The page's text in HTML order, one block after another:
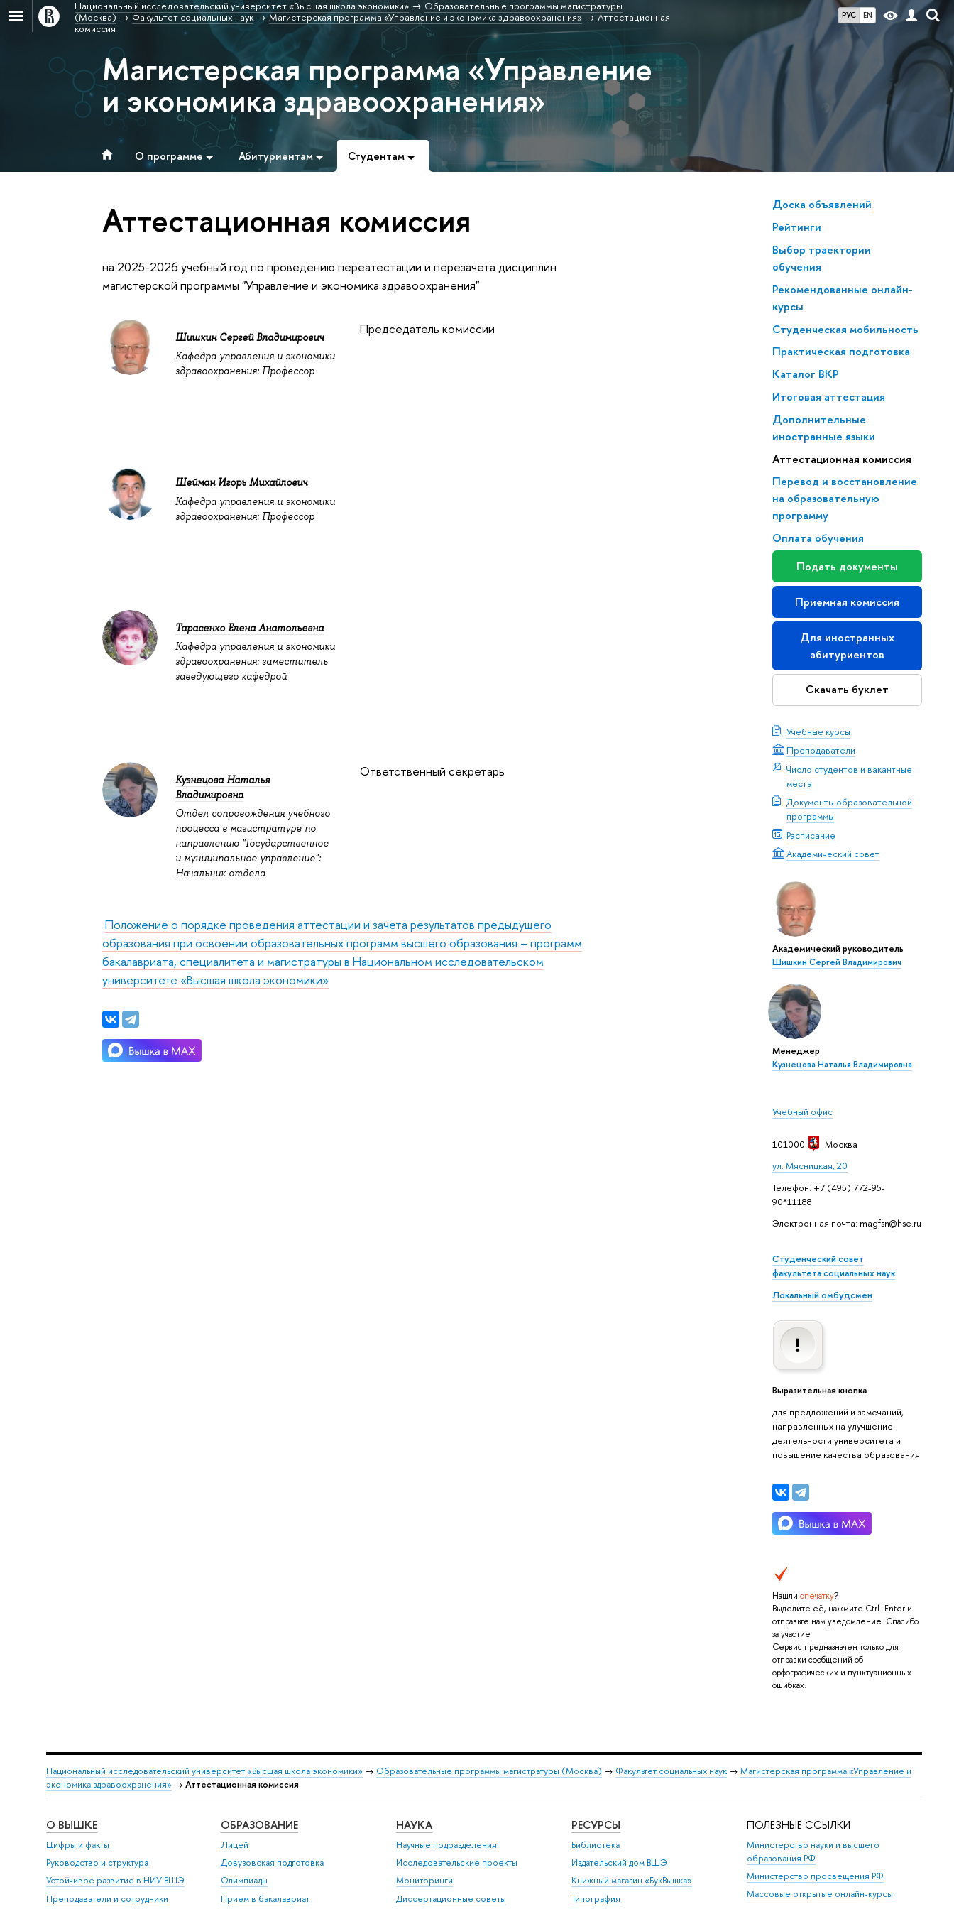
РУС EN
Национальный исследовательский университет «Высшая школа экономики»
Образовательные программы магистратуры
(Москва)
Факультет социальных наук Магистерская программа «Управление и экономика здравоохранения»
Аттестационная
комиссия
Магистерская программа «Управление
и экономика здравоохранения»
О программе Абитуриентам Студентам
Доска объявлений
Рейтинги
Выбор траектории
обучения
Рекомендованные онлайн-
курсы
Студенческая мобильность
Практическая подготовка
Каталог ВКР
Итоговая аттестация
Дополнительные
иностранные языки
Аттестационная комиссия
Перевод и восстановление
на образовательную
программу
Оплата обучения
Подать документы
Приемная комиссия
Для иностранных
абитуриентов
Скачать буклет
Учебные курсы
Преподаватели
Число студентов и вакантные
места
Документы образовательной
программы
Расписание
Академический совет
Академический руководитель
Шишкин Сергей Владимирович
Менеджер
Кузнецова Наталья Владимировна
Учебный офис
101000
Москва
ул. Мясницкая, 20
Телефон: +7 (495) 772-95-
90*11188
Электронная почта: magfsn@hse.ru
Студенческий совет
факультета социальных наук
Локальный омбудсмен
Выразительная кнопка
для предложений и замечаний,
направленных на улучшение
деятельности университета и
повышение качества образования
Нашли опечатку?
Выделите её, нажмите Ctrl+Enter и
отправьте нам уведомление. Спасибо
за участие!
Сервис предназначен только для
отправки сообщений об
орфографических и пунктуационных
ошибках.
Аттестационная комиссия
на 2025-2026 учебный год по проведению переатестации и перезачета дисциплин
магистерской программы "Управление и экономика здравоохранения"
Шишкин Сергей Владимирович
Кафедра управления и экономики
здравоохранения: Профессор
Председатель комиссии
Шейман Игорь Михайлович
Кафедра управления и экономики
здравоохранения: Профессор
Тарасенко Елена Анатольевна
Кафедра управления и экономики
здравоохранения: заместитель
заведующего кафедрой
Кузнецова Наталья
Владимировна
Отдел сопровождения учебного
процесса в магистратуре по
направлению "Государственное
и муниципальное управление":
Начальник отдела
Ответственный секретарь
Положение о порядке проведения аттестации и зачета результатов предыдущего
образования при освоении образовательных программ высшего образования – программ
бакалавриата, специалитета и магистратуры в Национальном исследовательском
университете «Высшая школа экономики»
Национальный исследовательский университет «Высшая школа экономики» → Образовательные программы магистратуры (Москва) → Факультет социальных наук→ Магистерская программа «Управление и
экономика здравоохранения» → Аттестационная комиссия
О ВЫШКЕ
Цифры и факты
Руководство и структура
Устойчивое развитие в НИУ ВШЭ
Преподаватели и сотрудники
ОБРАЗОВАНИЕ
Лицей
Довузовская подготовка
Олимпиады
Прием в бакалавриат
НАУКА
Научные подразделения
Исследовательские проекты
Мониторинги
Диссертационные советы
РЕСУРСЫ
Библиотека
Издательский дом ВШЭ
Книжный магазин «БукВышка»
Типография
ПОЛЕЗНЫЕ ССЫЛКИ
Министерство науки и высшего
образования РФ
Министерство просвещения РФ
Массовые открытые онлайн-курсы